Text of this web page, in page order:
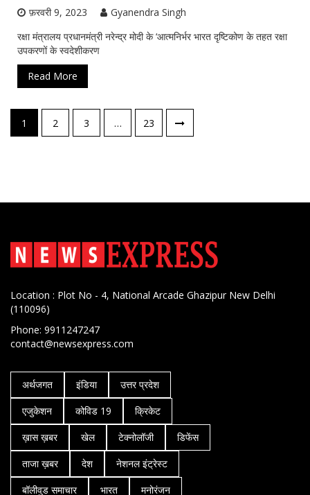
फ़रवरी 9, 2023
Gyanendra Singh
रक्षा मंत्रालय प्रधानमंत्री नरेन्द्र मोदी के ‘आत्मनिर्भर भारत दृष्टिकोण के तहत रक्षा
उपकरणों के स्वदेशीकरण
Read More
पोस्ट्स
नेविगेशन
1 2 3 … 23
Location : Plot No - 4, National Arcade Ghazipur New Delhi
(110096)
Phone: 9911247247
contact@newsexpress.com
अर्थजगत इंडिया
उत्तर प्रदेश
एजुकेशन
कोविड 19
क्रिकेट
ख़ास ख़बर
खेल टेक्नोलॉजी
डिफेंस
ताजा ख़बर
देश
नेशनल इंट्रेस्ट
बॉलीवुड समाचार
भारत मनोरंजन